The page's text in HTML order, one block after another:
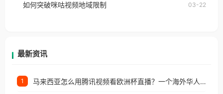
户收听网易云音乐地区版权限制」的问题，无论人在
如何突破咪咕视频地域限制 03-22
最新资讯
1 马来西亚怎么用腾讯视频看欧洲杯直播？一个海外华人的真实困扰与破解